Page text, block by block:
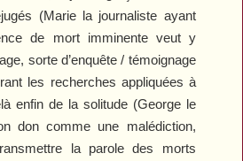
(Marie la journaliste ayant
de mort imminente veut y
sorte d’enquête / témoignage
les recherches appliquées à
enfin de la solitude (George le
don comme une malédiction,
la parole des morts